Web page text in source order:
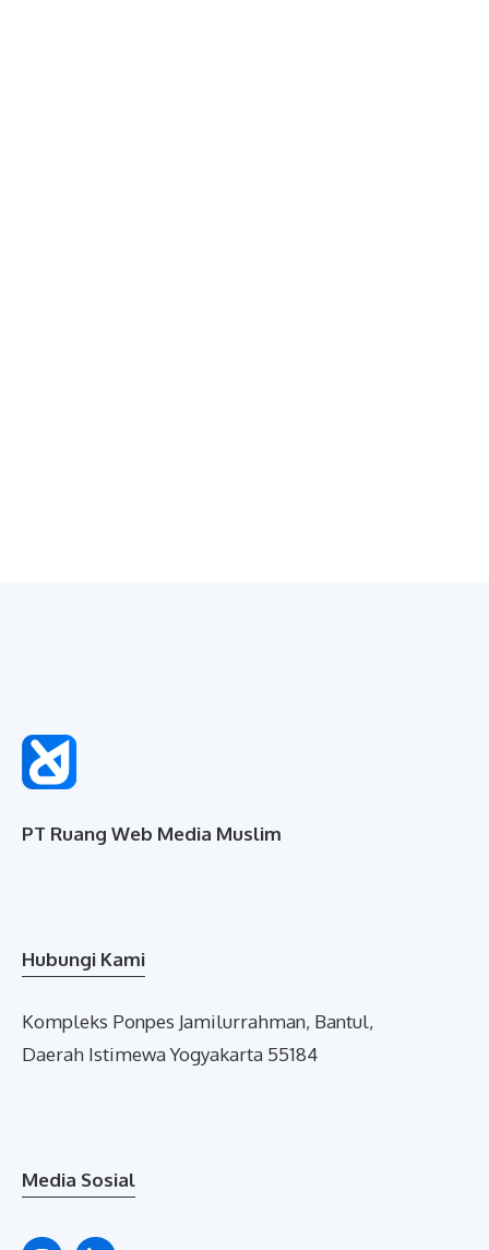
PT Ruang Web Media Muslim
Hubungi Kami
Kompleks Ponpes Jamilurrahman, Bantul,
Daerah Istimewa Yogyakarta 55184
Media Sosial